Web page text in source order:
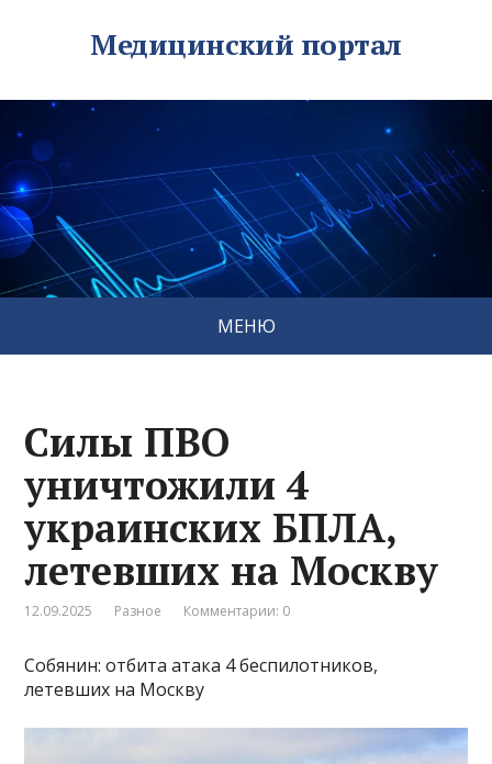
Медицинский портал
МЕНЮ
Силы ПВО
уничтожили 4
украинских БПЛА,
летевших на Москву
12.09.2025 Разное Комментарии: 0
Собянин: отбита атака 4 беспилотников,
летевших на Москву